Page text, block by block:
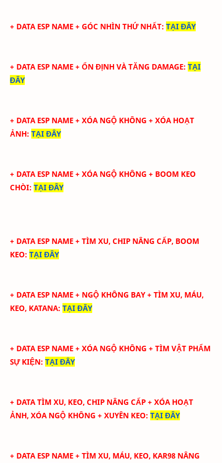
+ DATA ESP NAME + GÓC NHÌN THỨ NHẤT: TẠI ĐÂY
+ DATA ESP NAME + ỔN ĐỊNH VÀ TĂNG DAMAGE: TẠI
ĐÂY
+ DATA ESP NAME + XÓA NGỘ KHÔNG + XÓA HOẠT
ẢNH: TẠI ĐÂY
+ DATA ESP NAME + XÓA NGỘ KHÔNG + BOOM KEO
CHÒI: TẠI ĐÂY
+ DATA ESP NAME + TÌM XU, CHIP NÂNG CẤP, BOOM
KEO: TẠI ĐÂY
+ DATA ESP NAME + NGỘ KHÔNG BAY + TÌM XU, MÁU,
KEO, KATANA: TẠI ĐÂY
+ DATA ESP NAME + XÓA NGỘ KHÔNG + TÌM VẬT PHẨM
SỰ KIỆN: TẠI ĐÂY
+ DATA TÌM XU, KEO, CHIP NÂNG CẤP + XÓA HOẠT
ẢNH, XÓA NGỘ KHÔNG + XUYÊN KEO: TẠI ĐÂY
+ DATA ESP NAME + TÌM XU, MÁU, KEO, KAR98 NÂNG